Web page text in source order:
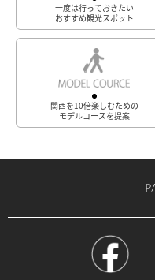
一度は行っておきたい
おすすめ観光スポット
関西を10倍楽しむための
モデルコースを提案